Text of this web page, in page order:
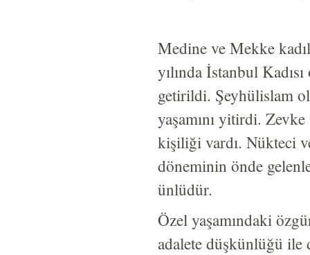
Medine ve Mekke
yılında İstanbul
getirildi. Şeyhülislam
yaşamını yitirdi.
kişiliği vardı. Nükteci
döneminin önde
ünlüdür.
Özel yaşamındaki
adalete düşkünlüğü ile